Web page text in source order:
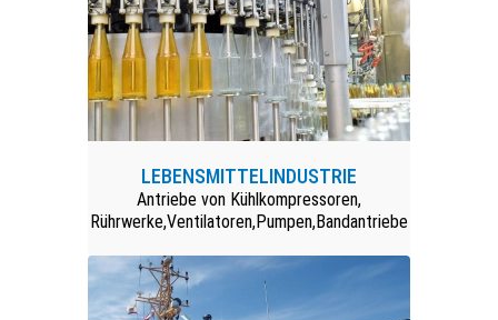
LEBENSMITTELINDUSTRIE
Antriebe von Kühlkompressoren,
Rührwerke,Ventilatoren,Pumpen,Bandantriebe